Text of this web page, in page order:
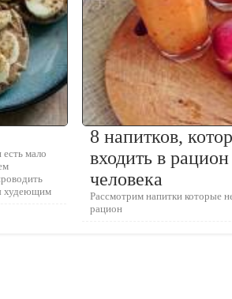
есть мало
худеющим
8 напитков,
входить в
человека
Рассмотрим напитки которые
рацион